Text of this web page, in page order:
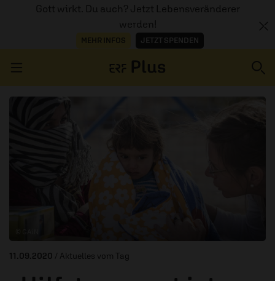
Gott wirkt. Du auch? Jetzt Lebensveränderer
werden!
MEHR INFOS JETZT SPENDEN
11.09.2020 / Aktuelles vom Tag